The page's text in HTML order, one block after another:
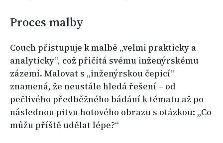
Proces malby
Couch přistupuje k malbě „velmi prakticky a
analyticky“, což přičítá svému inženýrskému
zázemí. Malovat s „inženýrskou čepicí“
znamená, že neustále hledá řešení – od
pečlivého předběžného bádání k tématu až po
následnou pitvu hotového obrazu s otázkou: „Co
můžu příště udělat lépe?“